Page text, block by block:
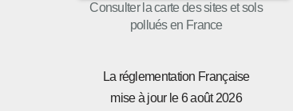
Consulter la carte des sites et sols
pollués en France
La réglementation Française
mise à jour le 6 août 2026